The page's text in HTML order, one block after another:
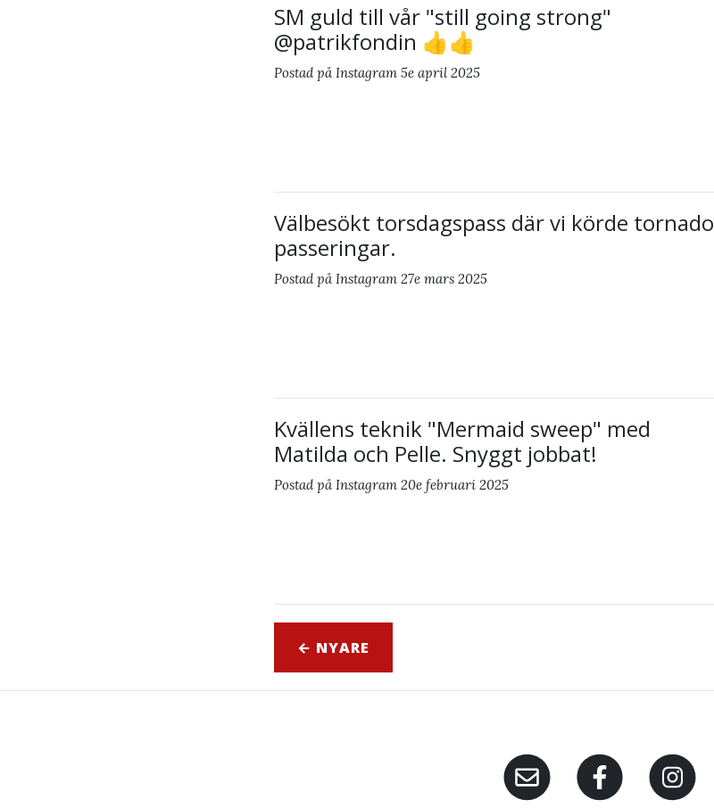
SM guld till vår "still going strong"
@patrikfondin 👍👍
Postad på Instagram 5e april 2025
Välbesökt torsdagspass där vi körde tornado
passeringar.
Postad på Instagram 27e mars 2025
Kvällens teknik "Mermaid sweep" med
Matilda och Pelle. Snyggt jobbat!
Postad på Instagram 20e februari 2025
← NYARE